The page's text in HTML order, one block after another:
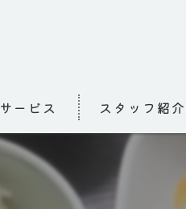
サービス スタッフ紹介